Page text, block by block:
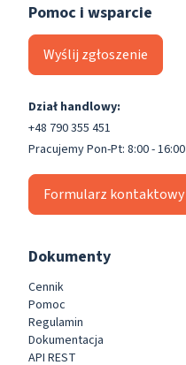
Pomoc i wsparcie
Wyślij zgłoszenie
Dział handlowy:
+48 790 355 451
Pracujemy Pon-Pt: 8:00 - 16:00
Formularz kontaktowy
Dokumenty
Cennik
Pomoc
Regulamin
Dokumentacja
API REST